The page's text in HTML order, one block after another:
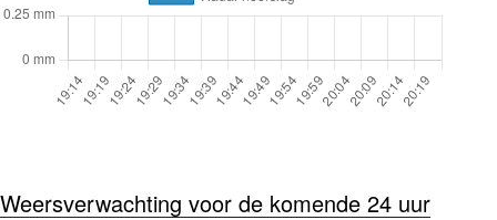
Weersverwachting voor de komende 24 uur